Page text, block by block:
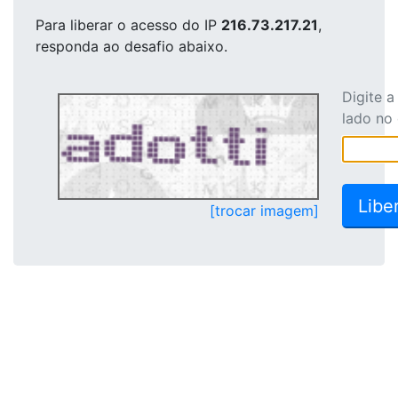
Para liberar o acesso do IP 216.73.217.21,
responda ao desafio abaixo.
[trocar imagem]
Digite
lado no